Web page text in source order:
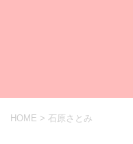
HOME > 石原さとみ